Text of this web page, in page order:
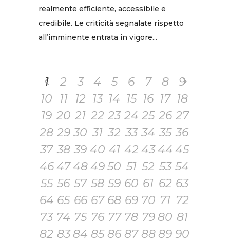
realmente efficiente, accessibile e
credibile. Le criticità segnalate rispetto
all’imminente entrata in vigore...
1 2 3 4 5 6 7 8
9
10
11 12 13 14 15 16 17 18
19 20 21 22 23 24 25 26 27
28 29 30 31 32 33 34 35 36
37 38 39 40 41 42 434445
46 474849 50 51 52 53 54
55 56 57 58 59 60 61 62 63
64 65 66 67 68 69 70 71 72
73 74 75 76 77 78 79 80 81
82 83 84 85 86 87 88 89 90